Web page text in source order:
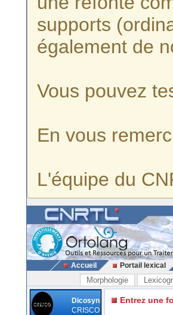
supports
également de
Vous pouvez
En vous
L'équipe du
Accueil Portail lexical
Morphologie
Dicosyn
CRISCO
Entrez une